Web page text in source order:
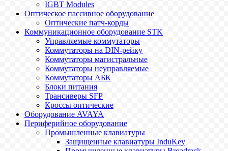
IGBT Modules
Оптическое пассивное оборудование
Оптические патч-корды
Коммуникационное оборудование STK
Управляемые коммутаторы
Коммутаторы на DIN-рейку
Коммутаторы магистральные
Коммутаторы неуправляемые
Коммутаторы АБК
Блоки питания
Трансиверы SFP
Кроссы оптические
Оборудование AVAYA
Периферийное оборудование
Промышленные клавиатуры
Защищенные клавиатуры InduKey